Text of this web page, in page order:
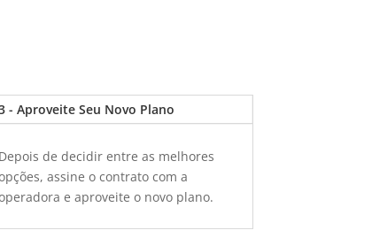
- Aproveite Seu Novo Plano
Depois de decidir entre as melhores
assine o contrato com a
e aproveite o novo plano.